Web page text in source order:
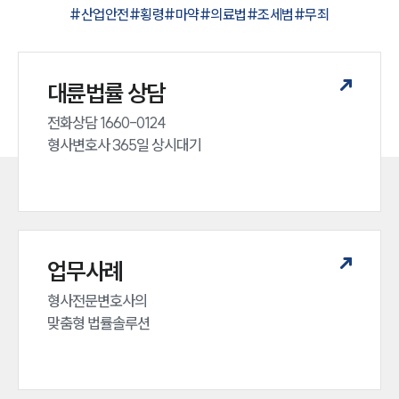
#산업안전#횡령#마약#의료법#조세범#무죄
대륜법률 상담
전화상담 1660-0124
형사변호사 365일 상시대기
업무사례
형사전문변호사의
맞춤형 법률솔루션